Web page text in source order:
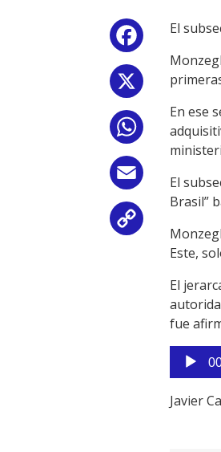
Facebook
WhatsApp
Email
Link
El
En ese
El
Brasil”
Este,
El
fue
de
audio
Javier